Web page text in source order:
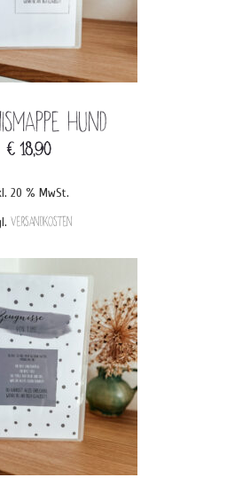
Hund
€ 18,90
20 % MwSt.
Versandkosten